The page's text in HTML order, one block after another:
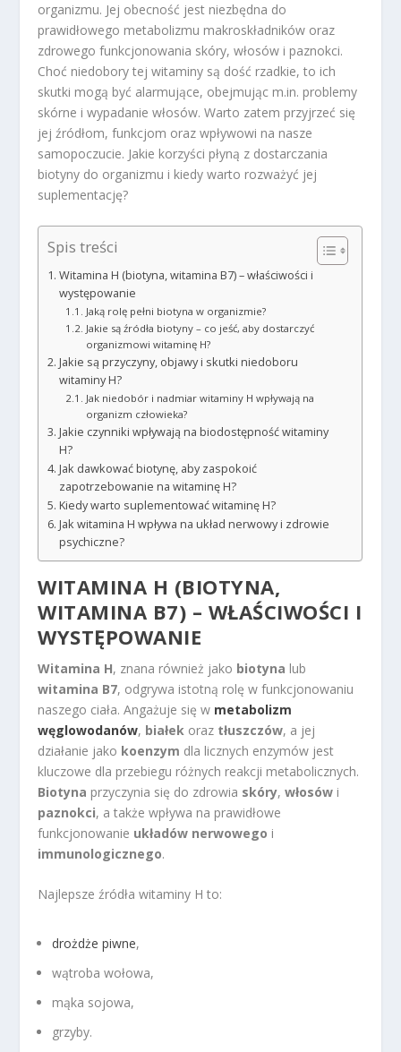
organizmu. Jej obecność jest niezbędna do
prawidłowego metabolizmu makroskładników oraz
zdrowego funkcjonowania skóry, włosów i paznokci.
Choć niedobory tej witaminy są dość rzadkie, to ich
skutki mogą być alarmujące, obejmując m.in. problemy
skórne i wypadanie włosów. Warto zatem przyjrzeć się
jej źródłom, funkcjom oraz wpływowi na nasze
samopoczucie. Jakie korzyści płyną z dostarczania
biotyny do organizmu i kiedy warto rozważyć jej
suplementację?
Spis treści
Witamina H (biotyna, witamina B7) – właściwości i
występowanie
Jaką rolę pełni biotyna w organizmie?
Jakie są źródła biotyny – co jeść, aby dostarczyć
organizmowi witaminę H?
Jakie są przyczyny, objawy i skutki niedoboru
witaminy H?
Jak niedobór i nadmiar witaminy H wpływają na
organizm człowieka?
Jakie czynniki wpływają na biodostępność witaminy
H?
Jak dawkować biotynę, aby zaspokoić
zapotrzebowanie na witaminę H?
Kiedy warto suplementować witaminę H?
Jak witamina H wpływa na układ nerwowy i zdrowie
psychiczne?
WITAMINA H (BIOTYNA,
WITAMINA B7) – WŁAŚCIWOŚCI I
WYSTĘPOWANIE
Witamina H, znana również jako biotyna lub
witamina B7, odgrywa istotną rolę w funkcjonowaniu
naszego ciała. Angażuje się w metabolizm
węglowodanów, białek oraz tłuszczów, a jej
działanie jako koenzym dla licznych enzymów jest
kluczowe dla przebiegu różnych reakcji metabolicznych.
Biotyna przyczynia się do zdrowia skóry,włosów i
paznokci, a także wpływa na prawidłowe
funkcjonowanie układów nerwowego i
immunologicznego.
Najlepsze źródła witaminy H to:
drożdże piwne,
wątroba wołowa,
mąka sojowa,
grzyby.